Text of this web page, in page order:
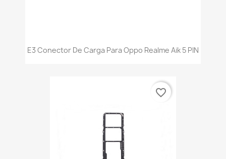
E3 Conector De Carga Para Oppo Realme Aik 5 PIN
favorite_border